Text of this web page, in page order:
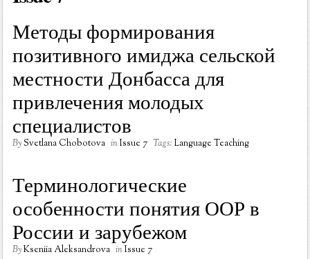
Методы формирования
позитивного имиджа сельской
местности Донбасса для
привлечения молодых
специалистов
BySvetlana Chobotova inIssue 7 Tags: Language Teaching
Терминологические
особенности понятия ООР в
России и зарубежом
ByKseniia Aleksandrova inIssue 7